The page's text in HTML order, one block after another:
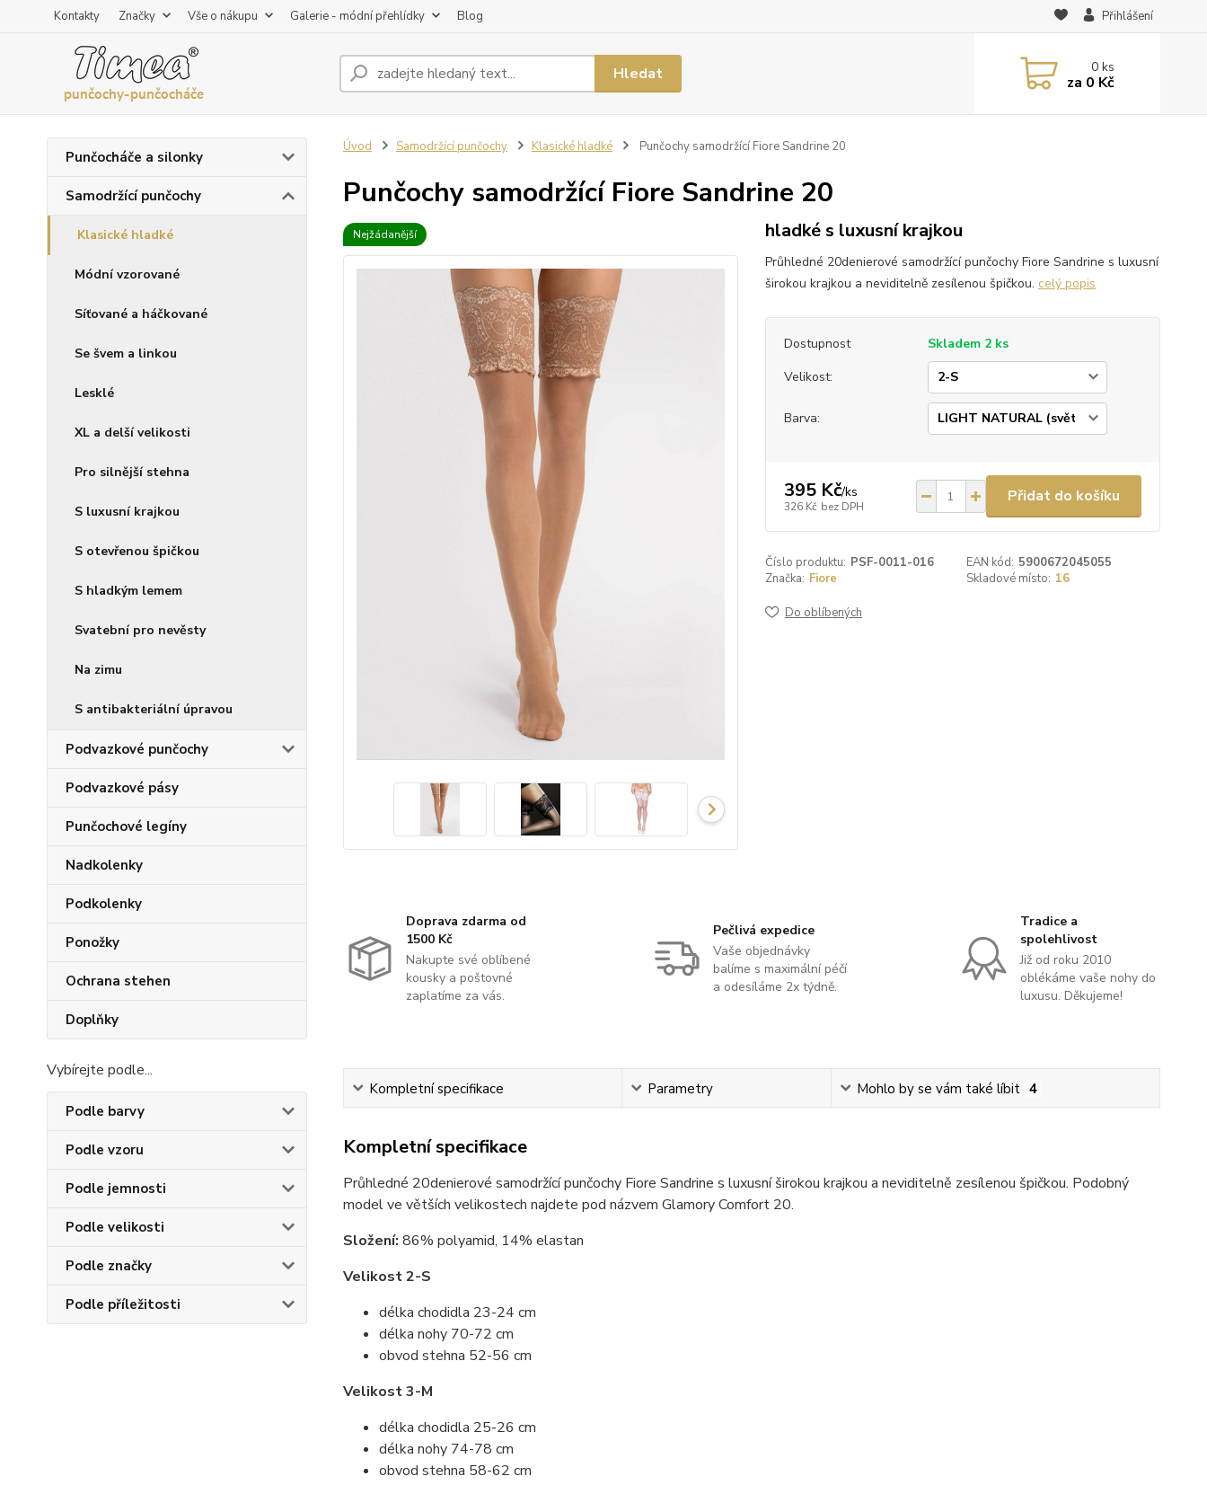
Kontakty Značky Vše o nákupu Galerie - módní přehlídky Blog Přihlášení
Hledat 0ks
za 0 Kč
Punčocháče a silonky
Samodržící punčochy
Klasické hladké
Módní vzorované
Síťované a háčkované
Se švem a linkou
Lesklé
XL a delší velikosti
Pro silnější stehna
S luxusní krajkou
S otevřenou špičkou
S hladkým lemem
Svatební pro nevěsty
Na zimu
S antibakteriální úpravou
Podvazkové punčochy
Podvazkové pásy
Punčochové legíny
Nadkolenky
Podkolenky
Ponožky
Ochrana stehen
Doplňky
Vybírejte podle...
Podle barvy
Podle vzoru
Podle jemnosti
Podle velikosti
Podle značky
Podle příležitosti
Úvod Samodržící punčochy Klasické hladké Punčochy samodržící Fiore Sandrine 20
Punčochy samodržící Fiore Sandrine 20
Nejžádanější hladké s luxusní krajkou
Průhledné 20denierové samodržící punčochy Fiore Sandrine s luxusní
širokou krajkou a neviditelně zesílenou špičkou. celý popis
Dostupnost
Skladem 2 ks
Velikost:
Barva:
395 Kč/ks
326 Kč bez DPH
Přidat do košíku
Číslo produktu: PSF-0011-016 EAN kód: 5900672045055
Značka: Fiore Skladové místo: 16
Do oblíbených
Doprava zdarma od
1500 Kč
Nakupte své oblíbené
kousky a poštovné
zaplatíme za vás.
Pečlivá expedice
Vaše objednávky
balíme s maximální péčí
a odesíláme 2x týdně.
Tradice a
spolehlivost
Již od roku 2010
oblékáme vaše nohy do
luxusu. Děkujeme!
Kompletní specifikace Parametry Mohlo by se vám také líbit 4
Kompletní specifikace
Průhledné 20denierové samodržící punčochy Fiore Sandrine s luxusní širokou krajkou a neviditelně zesílenou špičkou. Podobný
model ve větších velikostech najdete pod názvem Glamory Comfort 20.
Složení: 86% polyamid, 14% elastan
Velikost 2-S
délka chodidla 23-24 cm
délka nohy 70-72 cm
obvod stehna 52-56 cm
Velikost 3-M
délka chodidla 25-26 cm
délka nohy 74-78 cm
obvod stehna 58-62 cm